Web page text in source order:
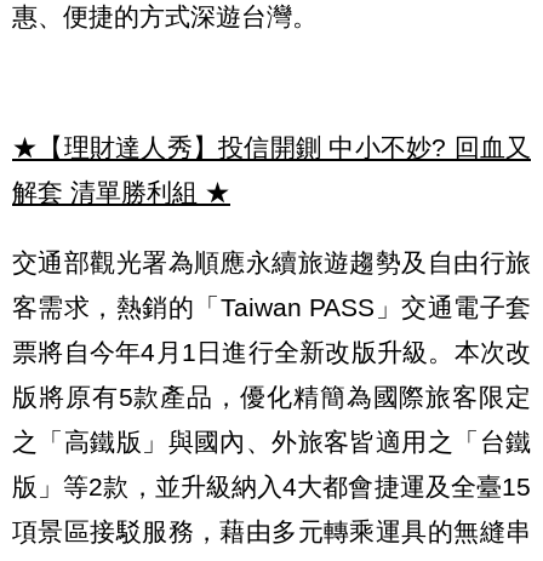
惠、便捷的方式深遊台灣。
★【理財達人秀】投信開鍘 中小不妙? 回血又
解套 清單勝利組 ★
交通部觀光署為順應永續旅遊趨勢及自由行旅
客需求，熱銷的「Taiwan PASS」交通電子套
票將自今年4月1日進行全新改版升級。本次改
版將原有5款產品，優化精簡為國際旅客限定
之「高鐵版」與國內、外旅客皆適用之「台鐵
版」等2款，並升級納入4大都會捷運及全臺15
項景區接駁服務，藉由多元轉乘運具的無縫串